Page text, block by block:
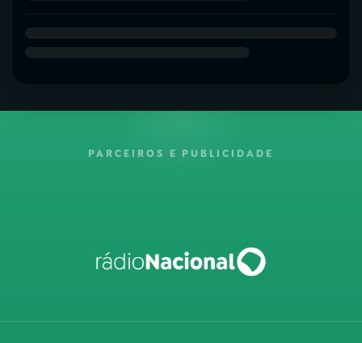
PARCEIROS E PUBLICIDADE